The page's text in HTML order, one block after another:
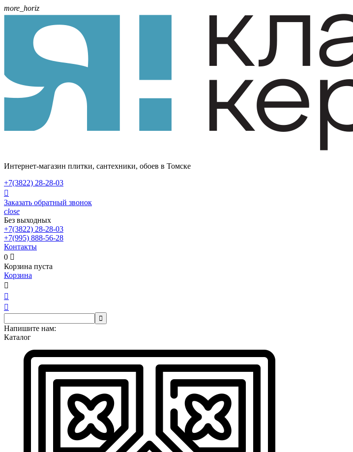
more_horiz
Интернет-магазин плитки, сантехники, обоев в Томске
+7(3822) 28-28-03

Заказать обратный звонок
close
Без выходных
+7(3822) 28-28-03
+7(995) 888-56-28
Контакты
0 
Корзина пуста
Корзина




Напишите нам:
Каталог